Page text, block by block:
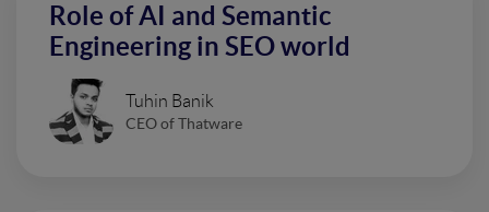
Role of AI and Semantic
Engineering in SEO world
Tuhin Banik
CEO of Thatware